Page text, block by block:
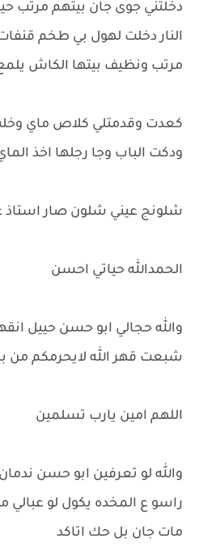
دخلتني جوى جان بيتهم مرتب
النار دخلت لهول بي طخم
مرتب ونظيف بيتها الكاش
كعدت وقدمتلي كلاص ماي
ودكت الباب وجا رجلها اخذ
شلونج عيني شلون صار استاذ
الحمدالله حياتي احسن
والله حجالي ابو حسن حييل
شبعت قهر الله لايحرمكم من
اللهم امين يارب تسلمين
والله لو تعرفين ابو حسن
راسو ع المخده يكول لو عبالي
مات جان بل حك اتاكد